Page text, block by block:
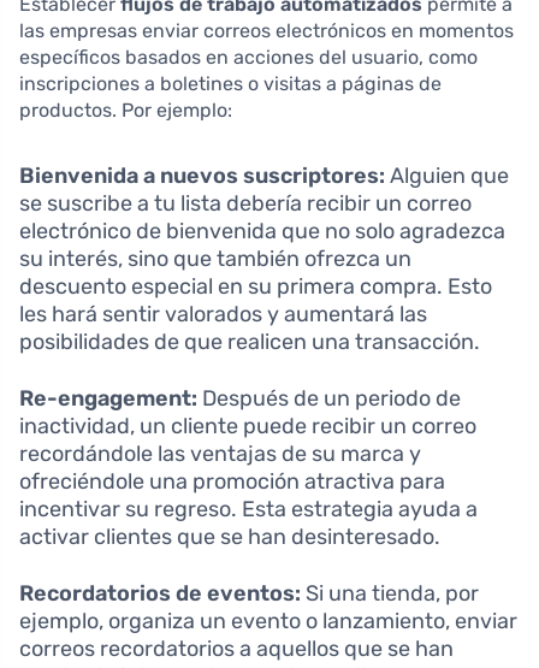
las empresas enviar correos electrónicos en momentos
específicos basados en acciones del usuario, como
inscripciones a boletines o visitas a páginas de
productos. Por ejemplo:
Bienvenida a nuevos suscriptores: Alguien que
se suscribe a tu lista debería recibir un correo
electrónico de bienvenida que no solo agradezca
su interés, sino que también ofrezca un
descuento especial en su primera compra. Esto
les hará sentir valorados y aumentará las
posibilidades de que realicen una transacción.
Re-engagement: Después de un periodo de
inactividad, un cliente puede recibir un correo
recordándole las ventajas de su marca y
ofreciéndole una promoción atractiva para
incentivar su regreso. Esta estrategia ayuda a
activar clientes que se han desinteresado.
Recordatorios de eventos: Si una tienda, por
ejemplo, organiza un evento o lanzamiento, enviar
correos recordatorios a aquellos que se han